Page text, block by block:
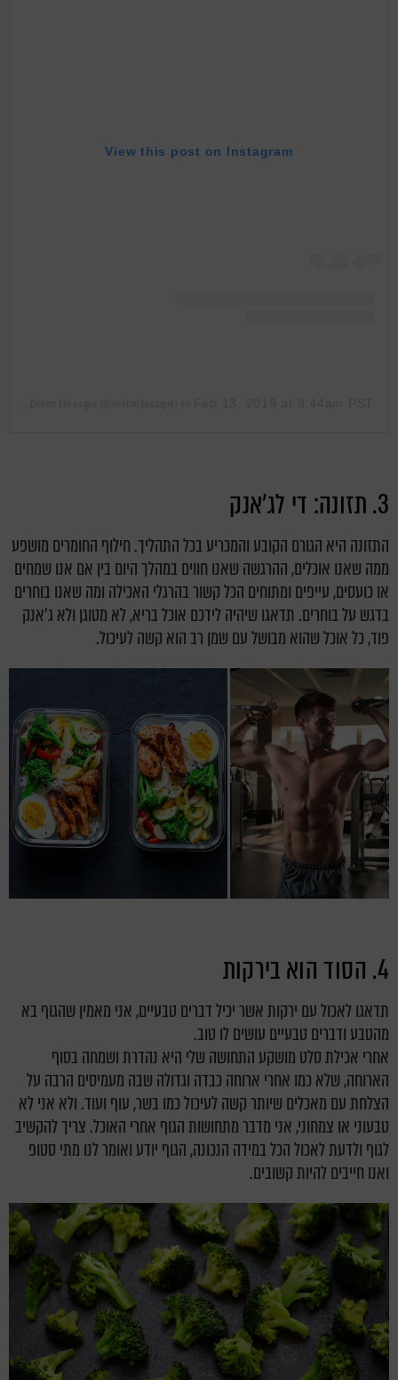
View this post on Instagram
3. תזונה: די לג'אנק
התזונה היא הגורם הקובע והמכריע בכל התהליך. חילוף החומרים מושפע
ממה שאנו אוכלים, ההרגשה שאנו חווים במהלך היום בין אם אנו שמחים
או כועסים, עייפים ומתוחים הכל קשור בהרגלי האכילה ומה שאנו בוחרים
בדגש על בוחרים. תדאגו שיהיה לידכם אוכל בריא, לא מטוגן ולא ג'אנק
פוד, כל אוכל שהוא מבושל עם שמן רב הוא קשה לעיכול.
4. הסוד הוא בירקות
תדאגו לאכול עם ירקות אשר יכיל דברים טבעיים, אני מאמין שהגוף בא
מהטבע ודברים טבעיים עושים לו טוב.
אחרי אכילת סלט מושקע התחושה שלי היא נהדרת ושמחה בסוף
הארוחה, שלא כמו אחרי ארוחה כבדה וגדולה שבה מעמיסים הרבה על
הצלחת עם מאכלים שיותר קשה לעיכול כמו בשר, עוף ועוד. ולא אני לא
טבעוני או צמחוני, אני מדבר מתחושות הגוף אחרי האוכל. צריך להקשיב
לגוף ולדעת לאכול הכל במידה הנכונה, הגוף יודע ואומר לנו מתי סטופ
ואנו חייבים להיות קשובים.